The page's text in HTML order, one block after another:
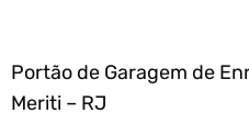
Portão de Garagem de
Meriti – RJ